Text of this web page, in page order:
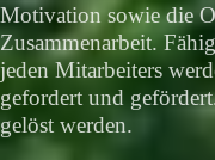
Motivation sowie die
Zusammenarbeit.
jeden Mitarbeiters
gefordert und
gelöst werden.